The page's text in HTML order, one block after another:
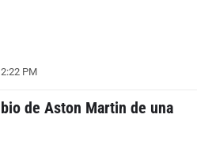
2:22 PM
de Aston Martin de una